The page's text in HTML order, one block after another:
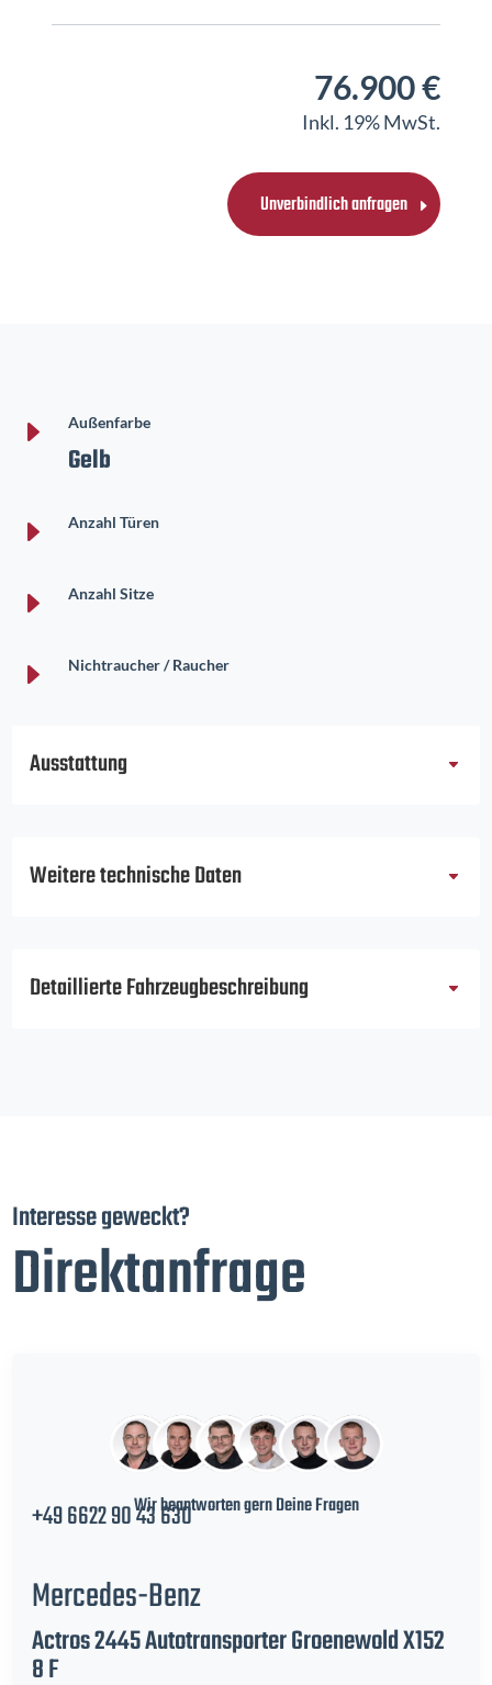
76.900 €
Inkl. 19% MwSt.
Unverbindlich anfragen
E Außenfarbe
Gelb
E Anzahl Türen
E Anzahl Sitze
E Nichtraucher / Raucher
Ausstattung
Weitere technische Daten
Detaillierte Fahrzeugbeschreibung
Interesse geweckt?
Direktanfrage
Wir beantworten gern Deine Fragen
+49 6622 90 43 630
Mercedes-Benz
Actros 2445 Autotransporter Groenewold X152
8 F